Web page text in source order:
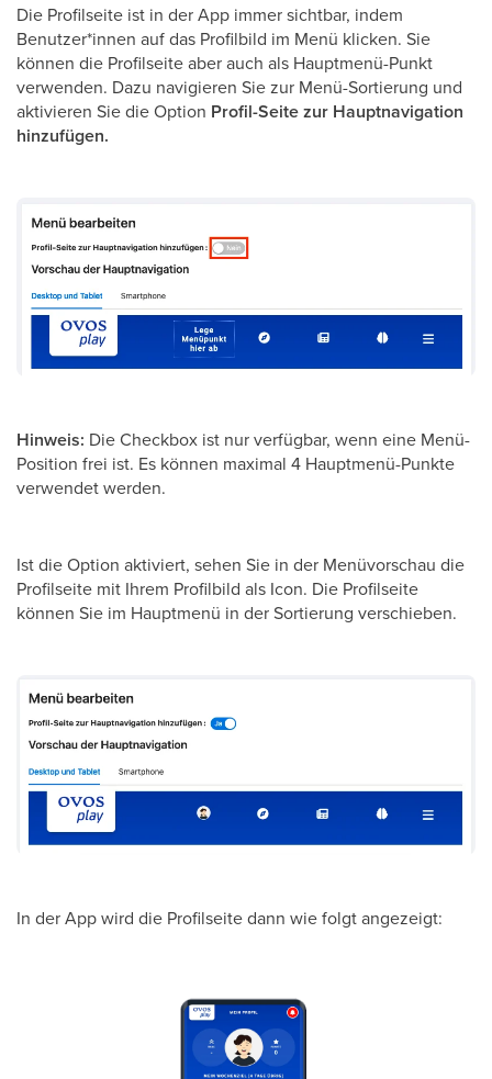
Die Profilseite ist in der App immer sichtbar, indem
Benutzer*innen auf das Profilbild im Menü klicken. Sie
können die Profilseite aber auch als Hauptmenü-Punkt
verwenden. Dazu navigieren Sie zur Menü-Sortierung und
aktivieren Sie die Option Profil-Seite zur Hauptnavigation
hinzufügen.
Hinweis: Die Checkbox ist nur verfügbar, wenn eine Menü-
Position frei ist. Es können maximal 4 Hauptmenü-Punkte
verwendet werden.
Ist die Option aktiviert, sehen Sie in der Menüvorschau die
Profilseite mit Ihrem Profilbild als Icon. Die Profilseite
können Sie im Hauptmenü in der Sortierung verschieben.
In der App wird die Profilseite dann wie folgt angezeigt: